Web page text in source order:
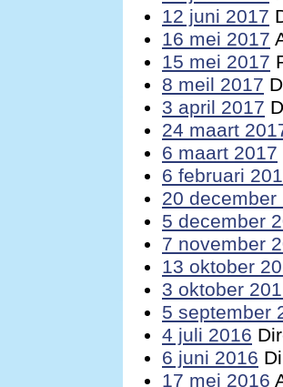
12 juni 2017
16 mei 2017
15 mei 2017
8 meil 2017
3 april 2017
24 maart
6 maart 2017
6 februari
20 december
5 december
7 november
13 oktober
3 oktober
5 september
4 juli 2016
6 juni 2016
17 mei 2016